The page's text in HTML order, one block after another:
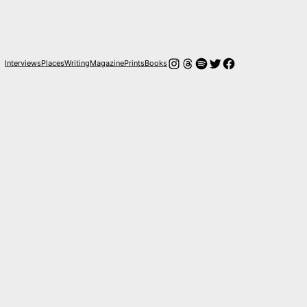
InterviewsPlacesWritingMagazinePrintsBooksInstagram
Threads
Spotify
Twitter
Facebook